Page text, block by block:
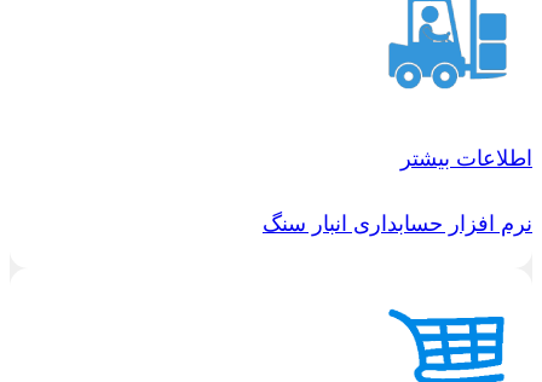
اطلاعات بیشتر
نرم افزار حسابداری انبار سنگ